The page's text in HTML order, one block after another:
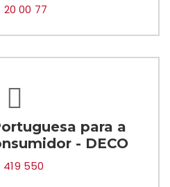
20 00 77
para a
- DECO
419 550